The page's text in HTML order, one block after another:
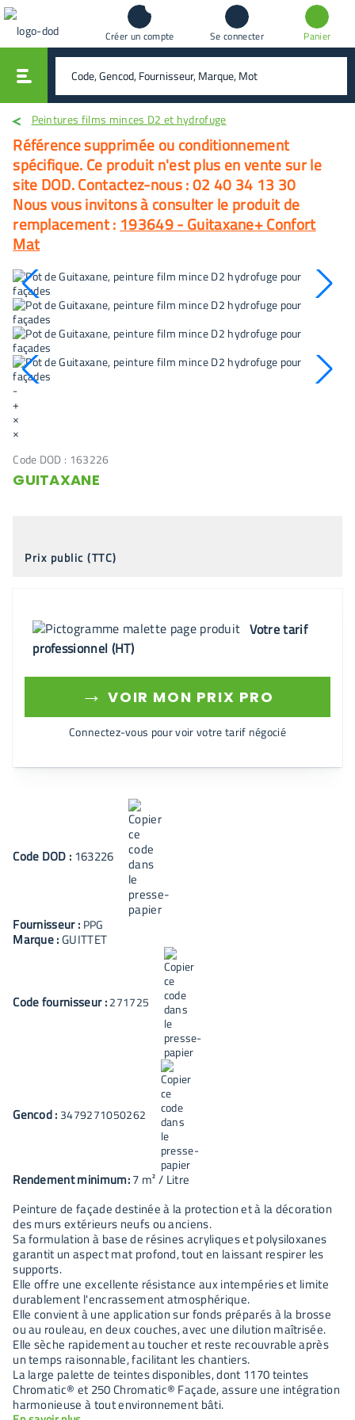
Créer un compte Se connecter Panier
rechercher
Peintures films minces D2 et hydrofuge
Référence supprimée ou conditionnement
spécifique. Ce produit n'est plus en vente sur le
site DOD. Contactez-nous : 02 40 34 13 30
Nous vous invitons à consulter le produit de
remplacement : 193649- Guitaxane+ Confort
Mat
-
+
×
×
Code DOD : 163226
GUITAXANE
Prix public (TTC)
Votre tarif
professionnel (HT)
→ VOIR MON PRIX PRO
Connectez-vous pour voir votre tarif négocié
Code DOD : 163226
Fournisseur : PPG
Marque :GUITTET
Code fournisseur :271725
Gencod : 3479271050262
Rendement minimum:7 m² / Litre
Peinture de façade destinée à la protection et à la décoration
des murs extérieurs neufs ou anciens.
Sa formulation à base de résines acryliques et polysiloxanes
garantit un aspect mat profond, tout en laissant respirer les
supports.
Elle offre une excellente résistance aux intempéries et limite
durablement l'encrassement atmosphérique.
Elle convient à une application sur fonds préparés à la brosse
ou au rouleau, en deux couches, avec une dilution maîtrisée.
Elle sèche rapidement au toucher et reste recouvrable après
un temps raisonnable, facilitant les chantiers.
La large palette de teintes disponibles, dont 1170 teintes
Chromatic® et 250 Chromatic® Façade, assure une intégration
harmonieuse à tout environnement bâti.